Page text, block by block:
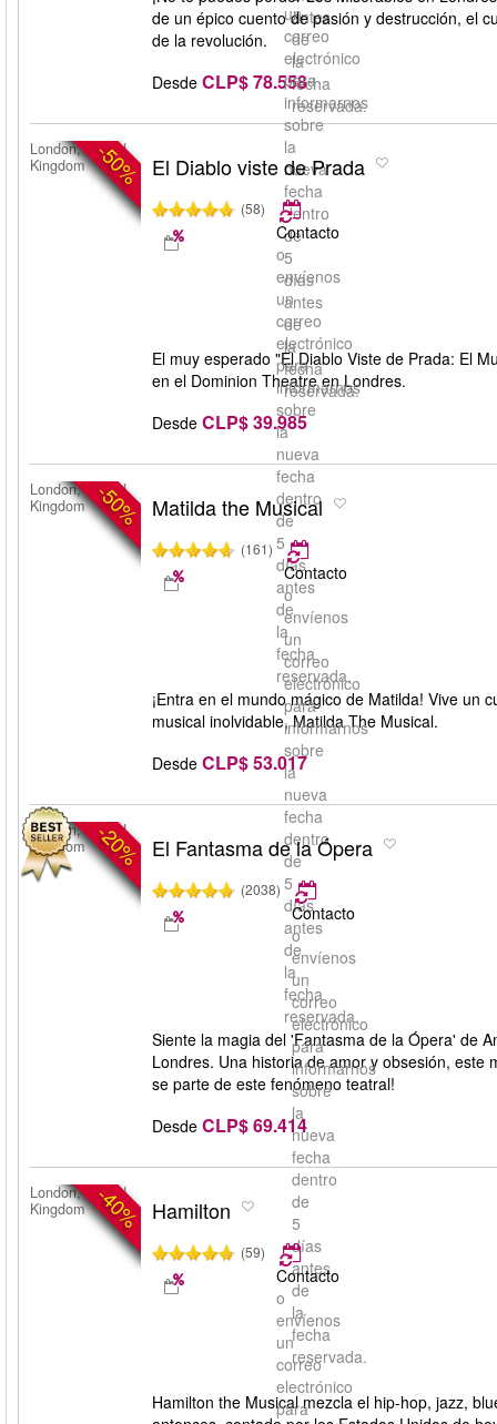
antes
de
la
fecha
reservada.
un
correo
electrónico
para
informarnos
sobre
la
nueva
fecha
dentro
de
5
días
antes
de
la
fecha
reservada.
de un épico cuento de pasión y destrucción, el
de la revolución.
Desde CLP$ 78.558
-50%
London, United
Kingdom
El Diablo viste de Prada
(58)
Contacto
o
envíenos
un
correo
electrónico
para
informarnos
sobre
la
nueva
fecha
dentro
de
5
días
antes
de
la
fecha
reservada.
El muy esperado "El Diablo Viste de Prada: El
en el Dominion Theatre en Londres.
Desde CLP$ 39.985
-50%
London, United
Kingdom
Matilda the Musical
(161)
Contacto
o
envíenos
un
correo
electrónico
para
informarnos
sobre
la
nueva
fecha
dentro
de
5
días
antes
de
la
fecha
reservada.
¡Entra en el mundo mágico de Matilda! Vive un
musical inolvidable, Matilda The Musical.
Desde CLP$ 53.017
-20%
London, United
Kingdom
El Fantasma de la Ópera
(2038)
Contacto
o
envíenos
un
correo
electrónico
para
informarnos
sobre
la
nueva
fecha
dentro
de
5
días
antes
de
la
fecha
reservada.
Siente la magia del 'Fantasma de la Ópera' de
Londres. Una historia de amor y obsesión, este
se parte de este fenómeno teatral!
Desde CLP$ 69.414
-40%
London, United
Kingdom
Hamilton
(59)
Contacto
o
envíenos
un
correo
electrónico
para
Hamilton the Musical mezcla el hip-hop, jazz,